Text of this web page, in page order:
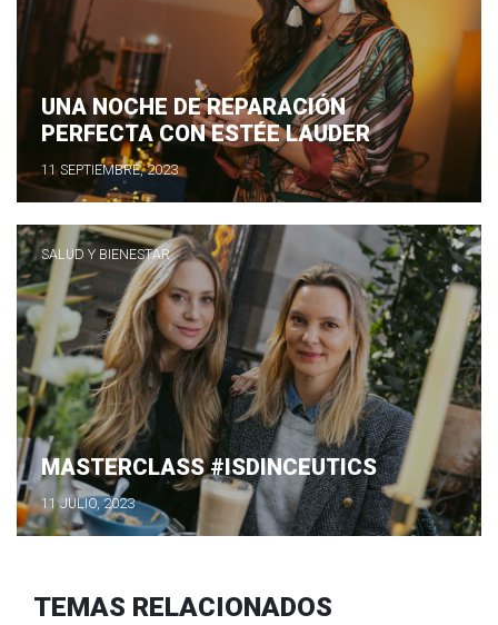
UNA NOCHE DE REPARACIÓN
PERFECTA CON ESTÉE LAUDER
11 SEPTIEMBRE, 2023
SALUD Y BIENESTAR
MASTERCLASS #ISDINCEUTICS
11 JULIO, 2023
TEMAS RELACIONADOS